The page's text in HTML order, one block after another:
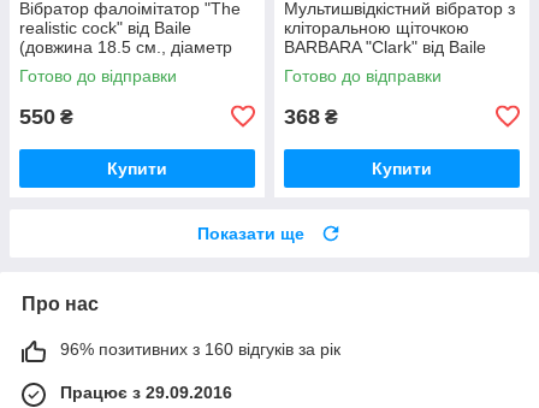
Вібратор фалоімітатор "The
realistic cock" від Baile
(довжина 18.5 см., діаметр
3.6 см.)
Готово до відправки
550 ₴
Купити
Мультишвідкістний вібратор з
кліторальною щіточкою
BARBARA "Clark" від Baile
(довжина 19.5 см.)
Готово до відправки
368 ₴
Купити
Показати ще
Про нас
96% позитивних з 160 відгуків за рік
Працює з 29.09.2016